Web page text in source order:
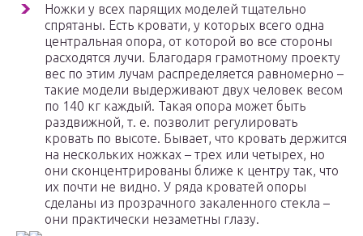
Ножки у всех парящих моделей тщательно
спрятаны. Есть кровати, у которых всего одна
центральная опора, от которой во все стороны
расходятся лучи. Благодаря грамотному проекту
вес по этим лучам распределяется равномерно –
такие модели выдерживают двух человек весом
по 140 кг каждый. Такая опора может быть
раздвижной, т. е. позволит регулировать
кровать по высоте. Бывает, что кровать держится
на нескольких ножках – трех или четырех, но
они сконцентрированы ближе к центру так, что
их почти не видно. У ряда кроватей опоры
сделаны из прозрачного закаленного стекла –
они практически незаметны глазу.